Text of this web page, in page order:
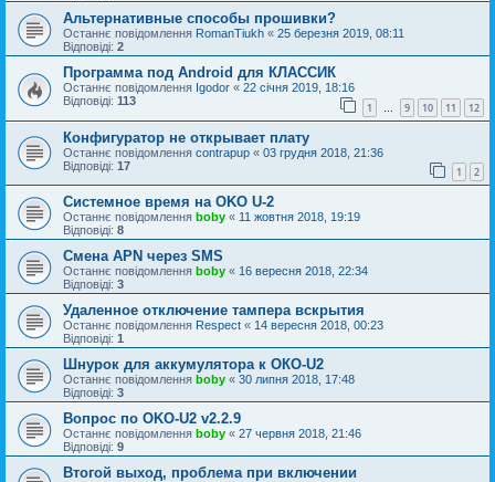
Альтернативные способы прошивки?
Останнє повідомлення RomanTiukh « 25 березня 2019, 08:11
Відповіді: 2
Программа под Android для КЛАССИК
Останнє повідомлення Igodor « 22 січня 2019, 18:16
Відповіді: 113 1 … 9 10 11 12
Конфигуратор не открывает плату
Останнє повідомлення contrapup « 03 грудня 2018, 21:36
Відповіді: 17 1 2
Системное время на OKO U-2
Останнє повідомлення boby « 11 жовтня 2018, 19:19
Відповіді: 8
Cмена APN через SMS
Останнє повідомлення boby « 16 вересня 2018, 22:34
Відповіді: 3
Удаленное отключение тампера вскрытия
Останнє повідомлення Respect « 14 вересня 2018, 00:23
Відповіді: 1
Шнурок для аккумулятора к ОКО-U2
Останнє повідомлення boby « 30 липня 2018, 17:48
Відповіді: 3
Вопрос по OKO-U2 v2.2.9
Останнє повідомлення boby « 27 червня 2018, 21:46
Відповіді: 9
Втогой выход, проблема при включении